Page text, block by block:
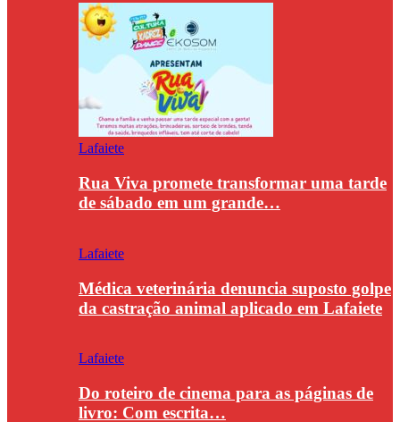
Lafaiete
Rua Viva promete transformar uma tarde
de sábado em um grande…
Lafaiete
Médica veterinária denuncia suposto golpe
da castração animal aplicado em Lafaiete
Lafaiete
Do roteiro de cinema para as páginas de
livro: Com escrita…